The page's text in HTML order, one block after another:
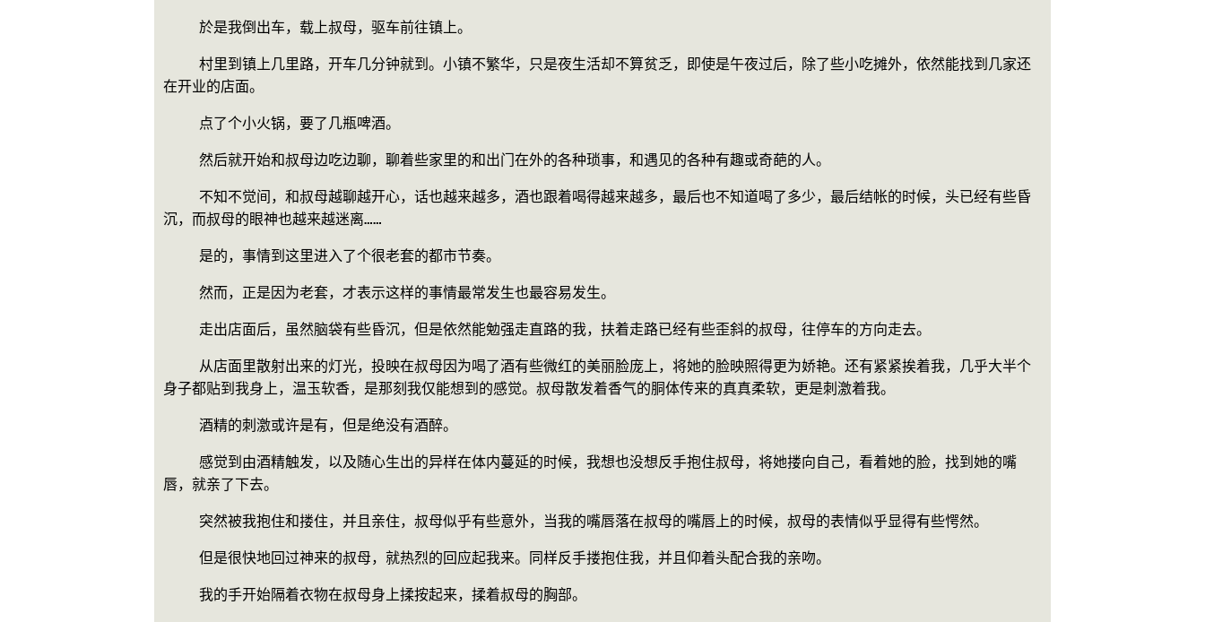
    於是我倒出车，载上叔母，驱车前往镇上。
在开业的店面。
    点了个小火锅，要了几瓶啤酒。
    然后就开始和叔母边吃边聊，聊着些家里的和出门在外的各种琐事，和遇见的各种有趣或奇葩的人。
沉，而叔母的眼神也越来越迷离……
    是的，事情到这里进入了个很老套的都市节奏。
    然而，正是因为老套，才表示这样的事情最常发生也最容易发生。
    走出店面后，虽然脑袋有些昏沉，但是依然能勉强走直路的我，扶着走路已经有些歪斜的叔母，往停车的方向走去。
身子都贴到我身上，温玉软香，是那刻我仅能想到的感觉。叔母散发着香气的胴体传来的真真柔软，更是刺激着我。
    酒精的刺激或许是有，但是绝没有酒醉。
唇，就亲了下去。
    突然被我抱住和搂住，并且亲住，叔母似乎有些意外，当我的嘴唇落在叔母的嘴唇上的时候，叔母的表情似乎显得有些愕然。
    但是很快地回过神来的叔母，就热烈的回应起我来。同样反手搂抱住我，并且仰着头配合我的亲吻。
    我的手开始隔着衣物在叔母身上揉按起来，揉着叔母的胸部。